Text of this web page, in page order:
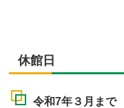
休館日
令和7年３月まで